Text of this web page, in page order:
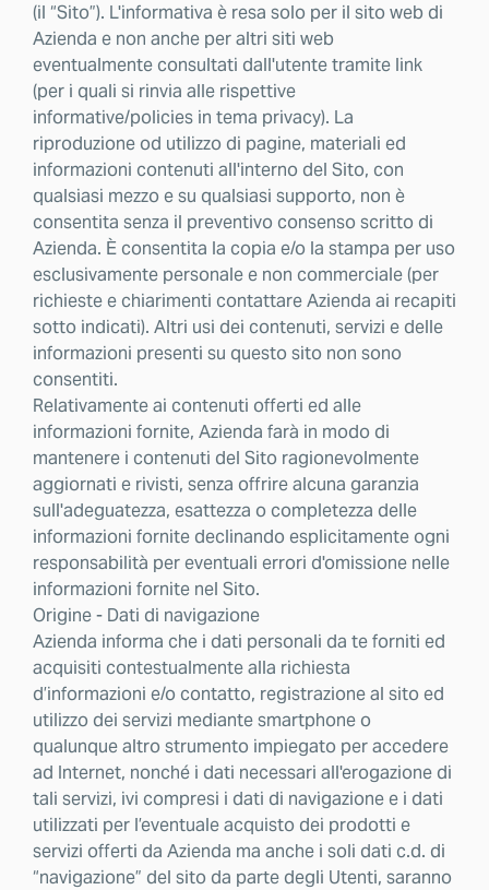
(il “Sito”). L'informativa è resa solo per il sito web di
Azienda e non anche per altri siti web
eventualmente consultati dall'utente tramite link
(per i quali si rinvia alle rispettive
informative/policies in tema privacy). La
riproduzione od utilizzo di pagine, materiali ed
informazioni contenuti all'interno del Sito, con
qualsiasi mezzo e su qualsiasi supporto, non è
consentita senza il preventivo consenso scritto di
Azienda. È consentita la copia e/o la stampa per uso
esclusivamente personale e non commerciale (per
richieste e chiarimenti contattare Azienda ai recapiti
sotto indicati). Altri usi dei contenuti, servizi e delle
informazioni presenti su questo sito non sono
consentiti.
Relativamente ai contenuti offerti ed alle
informazioni fornite, Azienda farà in modo di
mantenere i contenuti del Sito ragionevolmente
aggiornati e rivisti, senza offrire alcuna garanzia
sull'adeguatezza, esattezza o completezza delle
informazioni fornite declinando esplicitamente ogni
responsabilità per eventuali errori d'omissione nelle
informazioni fornite nel Sito.
Origine - Dati di navigazione
Azienda informa che i dati personali da te forniti ed
acquisiti contestualmente alla richiesta
d’informazioni e/o contatto, registrazione al sito ed
utilizzo dei servizi mediante smartphone o
qualunque altro strumento impiegato per accedere
ad Internet, nonché i dati necessari all'erogazione di
tali servizi, ivi compresi i dati di navigazione e i dati
utilizzati per l’eventuale acquisto dei prodotti e
servizi offerti da Azienda ma anche i soli dati c.d. di
“navigazione” del sito da parte degli Utenti, saranno